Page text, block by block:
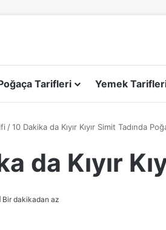
Tarifleri Yemek
/10 Dakika da Kıyır Kıyır Simit Tadında
da Kıyır
Bir dakikadan az